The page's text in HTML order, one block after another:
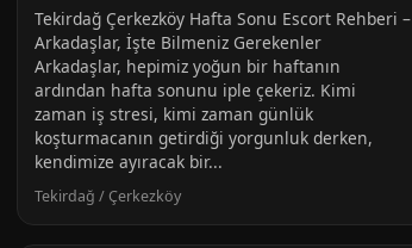
Tekirdağ Çerkezköy Hafta Sonu Escort Rehberi –
Arkadaşlar, İşte Bilmeniz Gerekenler
Arkadaşlar, hepimiz yoğun bir haftanın
ardından hafta sonunu iple çekeriz. Kimi
zaman iş stresi, kimi zaman günlük
koşturmacanın getirdiği yorgunluk derken,
kendimize ayıracak bir...
Tekirdağ / Çerkezköy